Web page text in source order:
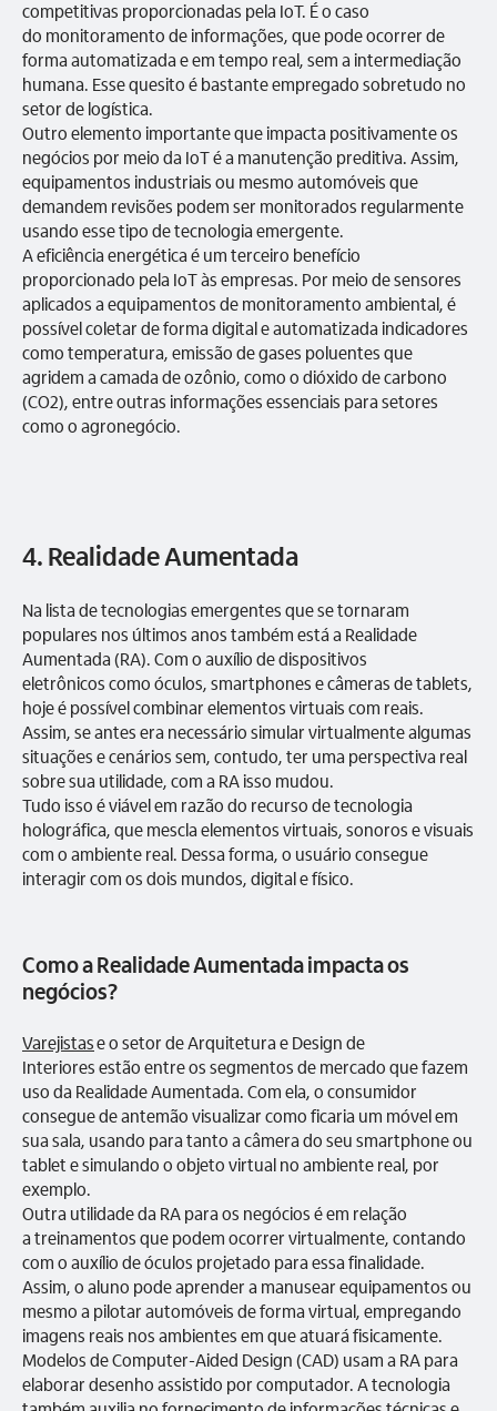
competitivas proporcionadas pela IoT. É o caso
do monitoramento de informações, que pode ocorrer de
forma automatizada e em tempo real, sem a intermediação
humana. Esse quesito é bastante empregado sobretudo no
setor de logística.
Outro elemento importante que impacta positivamente os
negócios por meio da IoT é a manutenção preditiva. Assim,
equipamentos industriais ou mesmo automóveis que
demandem revisões podem ser monitorados regularmente
usando esse tipo de tecnologia emergente.
A eficiência energética é um terceiro benefício
proporcionado pela IoT às empresas. Por meio de sensores
aplicados a equipamentos de monitoramento ambiental, é
possível coletar de forma digital e automatizada indicadores
como temperatura, emissão de gases poluentes que
agridem a camada de ozônio, como o dióxido de carbono
(CO2), entre outras informações essenciais para setores
como o agronegócio.
4. Realidade Aumentada
Na lista de tecnologias emergentes que se tornaram
populares nos últimos anos também está a Realidade
Aumentada (RA). Com o auxílio de dispositivos
eletrônicos como óculos, smartphones e câmeras de tablets,
hoje é possível combinar elementos virtuais com reais.
Assim, se antes era necessário simular virtualmente algumas
situações e cenários sem, contudo, ter uma perspectiva real
sobre sua utilidade, com a RA isso mudou.
Tudo isso é viável em razão do recurso de tecnologia
holográfica, que mescla elementos virtuais, sonoros e visuais
com o ambiente real. Dessa forma, o usuário consegue
interagir com os dois mundos, digital e físico.
Como a Realidade Aumentada impacta os
negócios?
Varejistase o setor de Arquitetura e Design de
Interiores estão entre os segmentos de mercado que fazem
uso da Realidade Aumentada. Com ela, o consumidor
consegue de antemão visualizar como ficaria um móvel em
sua sala, usando para tanto a câmera do seu smartphone ou
tablet e simulando o objeto virtual no ambiente real, por
exemplo.
Outra utilidade da RA para os negócios é em relação
a treinamentos que podem ocorrer virtualmente, contando
com o auxílio de óculos projetado para essa finalidade.
Assim, o aluno pode aprender a manusear equipamentos ou
mesmo a pilotar automóveis de forma virtual, empregando
imagens reais nos ambientes em que atuará fisicamente.
Modelos de Computer-Aided Design (CAD) usam a RA para
elaborar desenho assistido por computador. A tecnologia